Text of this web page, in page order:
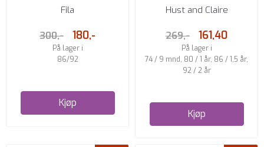
BLACK
Fila
300,- 180,-
På lager i
86/92
Kjøp
SHORTS MED ISKREM QUARTZ
Hust and Claire
269,- 161,40
På lager i
74 / 9 mnd, 80 / 1 år, 86 / 1,5 år,
92 / 2 år
Kjøp